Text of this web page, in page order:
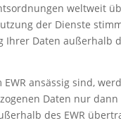
weltweit
der Dienste
Ihrer Daten außerhalb
EWR ansässig sind,
Daten nur dann
des EWR